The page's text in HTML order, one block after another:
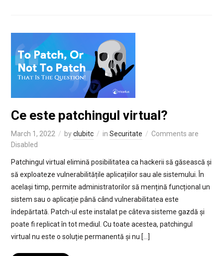
Ce este patchingul virtual?
March 1, 2022 byclubitc in Securitate
Comments are
Disabled
Patchingul virtual elimină posibilitatea ca hackerii să găsească și
să exploateze vulnerabilitățile aplicațiilor sau ale sistemului. În
același timp, permite administratorilor să mențină funcțional un
sistem sau o aplicație până când vulnerabilitatea este
îndepărtată. Patch-ul este instalat pe câteva sisteme gazdă și
poate fi replicat în tot mediul. Cu toate acestea, patchingul
virtual nu este o soluție permanentă și nu […]